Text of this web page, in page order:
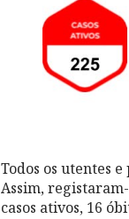
Todos os utentes
Assim,
casos ativos, 16